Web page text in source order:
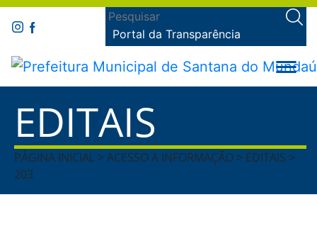
Portal da Transparência
EDITAIS
PÁGINA INICIAL > ACESSO A INFORMAÇÃO > EDITAIS >
203